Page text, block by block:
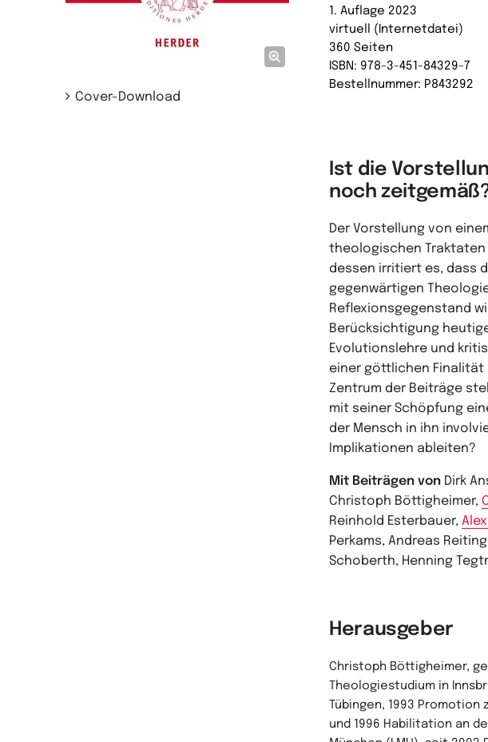
Cover-Download
1. Auflage 2023
virtuell (Internetdatei)
360 Seiten
ISBN: 978-3-451-84329-7
Bestellnummer: P843292
Ist die
noch
Der Vorstellung von
theologischen Traktaten
dessen irritiert es, dass
gegenwärtigen
Reflexionsgegenstand
Berücksichtigung
Evolutionslehre und
einer göttlichen Finalität
Zentrum der Beiträge
mit seiner Schöpfung
der Mensch in ihn
Implikationen ableiten?
Mit Beiträgen von Dirk
Christoph Böttigheimer,
Reinhold Esterbauer,
Perkams, Andreas
Schoberth, Henning
Herausgeber
Christoph Böttigheimer,
Theologiestudium in
Tübingen, 1993 Promotion
und 1996 Habilitation an